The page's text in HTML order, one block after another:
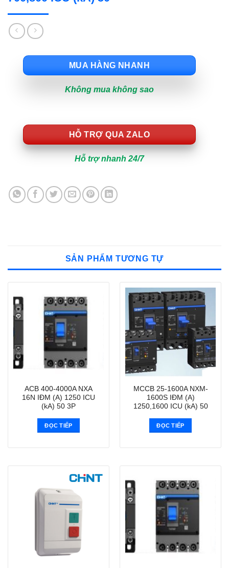
MUA HÀNG NHANH
Không mua không sao
HỖ TRỢ QUA ZALO
Hỗ trợ nhanh 24/7
SẢN PHẨM TƯƠNG TỰ
ACB 400-4000A NXA
16N IĐM (A) 1250 ICU
(kA) 50 3P
ĐỌC TIẾP
MCCB 25-1600A NXM-
1600S IĐM (A)
1250,1600 ICU (kA) 50
ĐỌC TIẾP